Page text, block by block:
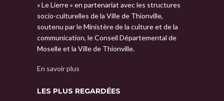
« Le Lierre » en partenariat avec les structures
socio-culturelles de la Ville de Thionville,
soutenu par le Ministère de la culture et de la
communication, le Conseil Départemental de
Moselle et la Ville de Thionville.
En savoir plus
LES PLUS REGARDÉES